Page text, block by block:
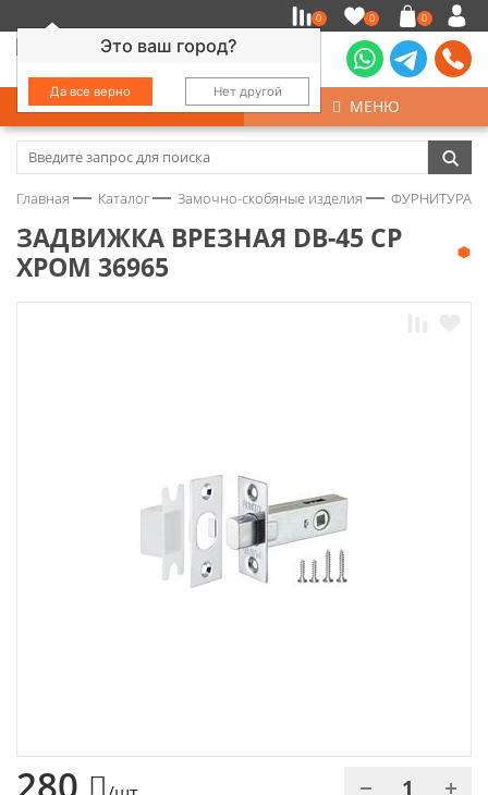
Это ваш город?
Да все верно Нет другой
0 0 0
КАТАЛОГ МЕНЮ
Замочно-скобяные изделия
Колеса
Главная Каталог Замочно-скобяные изделия ФУРНИТУРА
ЗАДВИЖКА ВРЕЗНАЯ DB-45 СР
ХРОМ 36965